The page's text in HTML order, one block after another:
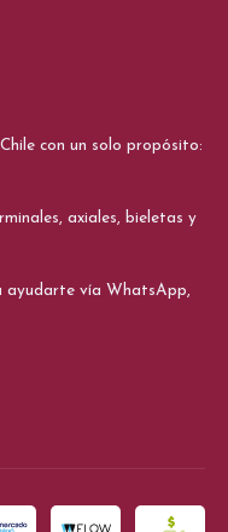
con un solo propósito:
axiales, bieletas y
ayudarte vía WhatsApp,